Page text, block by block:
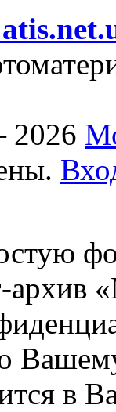
2026
архив
в